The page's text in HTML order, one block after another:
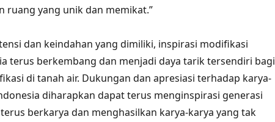
ruang yang unik dan memikat.”
dan keindahan yang dimiliki, inspirasi modifikasi
terus berkembang dan menjadi daya tarik tersendiri bagi
di tanah air. Dukungan dan apresiasi terhadap karya-
diharapkan dapat terus menginspirasi generasi
berkarya dan menghasilkan karya-karya yang tak